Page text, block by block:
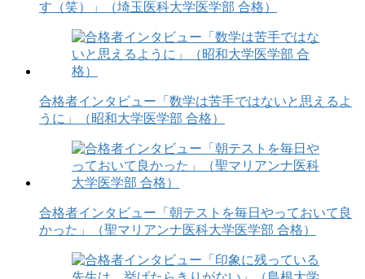
す（笑）」（埼玉医科大学医学部 合格）
合格者インタビュー「数学は苦手ではないと思えるよ
うに」（昭和大学医学部 合格）
合格者インタビュー「朝テストを毎日やっておいて良
かった」（聖マリアンナ医科大学医学部 合格）